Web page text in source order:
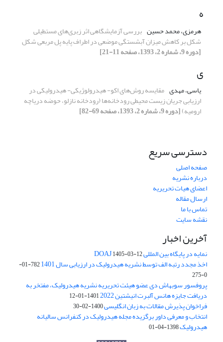
ه
هرمزی، محمد حسین بررسی آزمایشگاهی اثر زبری‌های مستطیلی
شکل بر کاهش میزان آبشستگی موضعی در اطراف پایه پل مربعی شکل
[دوره 9، شماره 2، 1393، صفحه 11-21]
ی
یاسی، مهدی مقایسه روش‌های اکو- هیدرولوژیکی- هیدرولیکی در
ارزیابی جریان زیست محیطی رودخانه‌ها (رودخانه نازلو، حوضه دریاچه
ارومیه)[دوره 9، شماره 2، 1393، صفحه 69-82]
دسترسی سریع
صفحه اصلی
درباره نشریه
اعضای هیات تحریریه
ارسال مقاله
تماس با ما
نقشه سایت
آخرین اخبار
نمایه در پایگاه بین المللی DOAJ1405-03-12
اخذ مجدد رتبه الف توسط نشریه هیدرولیک در ارزیابی سال 1401
782-01-
0-275
پروفسور سوبهاش دی عضو هیئت تحریریه نشریه هیدرولیک، مفتخر به
دریافت جایزه هانس آلبرت انیشتین 2022 1401-01-12
فراخوان پذیرش مقالات به زبان انگلیسی1400-02-30
انتخاب و معرفی داور برگزیده مجله هیدرولیک در کنفرانس سالیانه
هیدرولیک1398-04-01